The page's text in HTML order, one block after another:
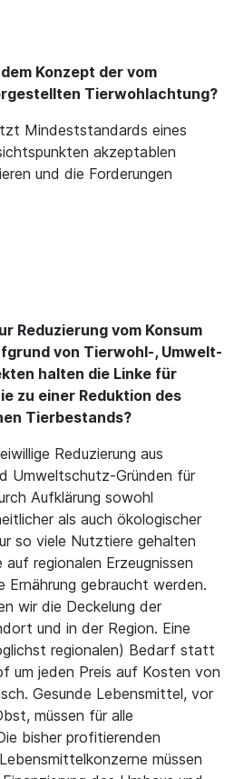
Konzept der vom
Tierwohlachtung?
Mindeststandards eines
akzeptablen
und die Forderungen
Reduzierung vom Konsum
von Tierwohl-, Umwelt-
halten die Linke für
zu einer Reduktion des
Tierbestands?
Reduzierung aus
Umweltschutz-Gründen für
Aufklärung sowohl
als auch ökologischer
so viele Nutztiere gehalten
regionalen Erzeugnissen
Ernährung gebraucht werden.
wir die Deckelung der
und in der Region. Eine
regionalen) Bedarf statt
um jeden Preis auf Kosten von
Gesunde Lebensmittel, vor
müssen für alle
bisher profitierenden
müssen